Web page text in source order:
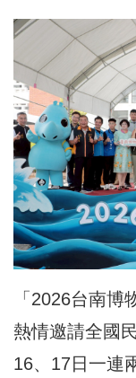
「2026台南
熱情邀請全國
16、17日一連